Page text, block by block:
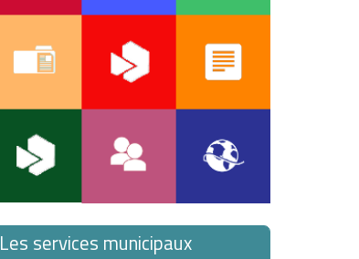
Les services municipaux